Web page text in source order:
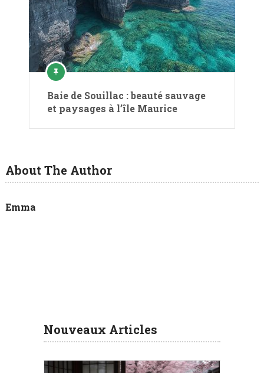
Baie de Souillac : beauté sauvage
et paysages à l’île Maurice
About The Author
Emma
Nouveaux Articles